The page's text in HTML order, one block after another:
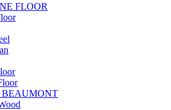
FLOOR
BEAUMONT